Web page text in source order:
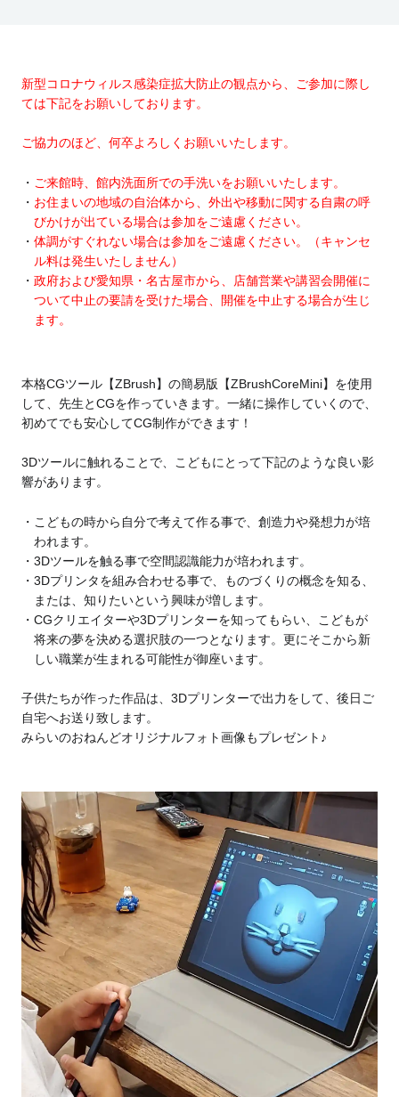
新型コロナウィルス感染症拡大防止の観点から、ご参加に際し
ては下記をお願いしております。
ご協力のほど、何卒よろしくお願いいたします。
ご来館時、館内洗面所での手洗いをお願いいたします。
お住まいの地域の自治体から、外出や移動に関する自粛の呼
びかけが出ている場合は参加をご遠慮ください。
体調がすぐれない場合は参加をご遠慮ください。（キャンセ
ル料は発生いたしません）
政府および愛知県・名古屋市から、店舗営業や講習会開催に
ついて中止の要請を受けた場合、開催を中止する場合が生じ
ます。
本格CGツール【ZBrush】の簡易版【ZBrushCoreMini】を使用
して、先生とCGを作っていきます。 一緒に操作していくので、
初めてでも安心してCG制作ができます！
3Dツールに触れることで、こどもにとって下記のような良い影
響があります。
こどもの時から自分で考えて作る事で、創造力や発想力が培
われます。
3Dツールを触る事で空間認識能力が培われます。
3Dプリンタを組み合わせる事で、ものづくりの概念を知る、
または、知りたいという興味が増します。
CGクリエイターや3Dプリンターを知ってもらい、こどもが
将来の夢を決める選択肢の一つとなります。更にそこから新
しい職業が生まれる可能性が御座います。
子供たちが作った作品は、3Dプリンターで出力をして、後日ご
自宅へお送り致します。
みらいのおねんどオリジナルフォト画像もプレゼント♪